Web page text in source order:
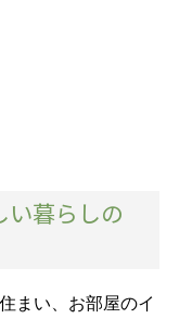
い暮らしの
まい、お部屋のイ